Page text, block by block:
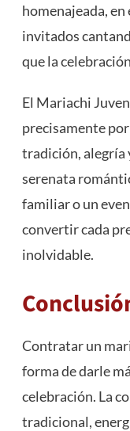
homenajeada, en
invitados
que la
El Mariachi
precisamente
tradición, alegría
serenata
familiar o un
convertir cada
inolvidable.
Contratar un
forma de darle
celebración. La
tradicional,